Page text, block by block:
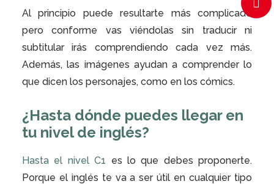
Al principio puede resultarte más complicado
pero conforme vas viéndolas sin traducir ni
subtitular irás comprendiendo cada vez más.
Además, las imágenes ayudan a comprender lo
que dicen los personajes, como en los cómics.
¿Hasta dónde puedes llegar en
tu nivel de inglés?
Hasta el nivel C1 es lo que debes proponerte.
Porque el inglés te va a ser útil en cualquier tipo